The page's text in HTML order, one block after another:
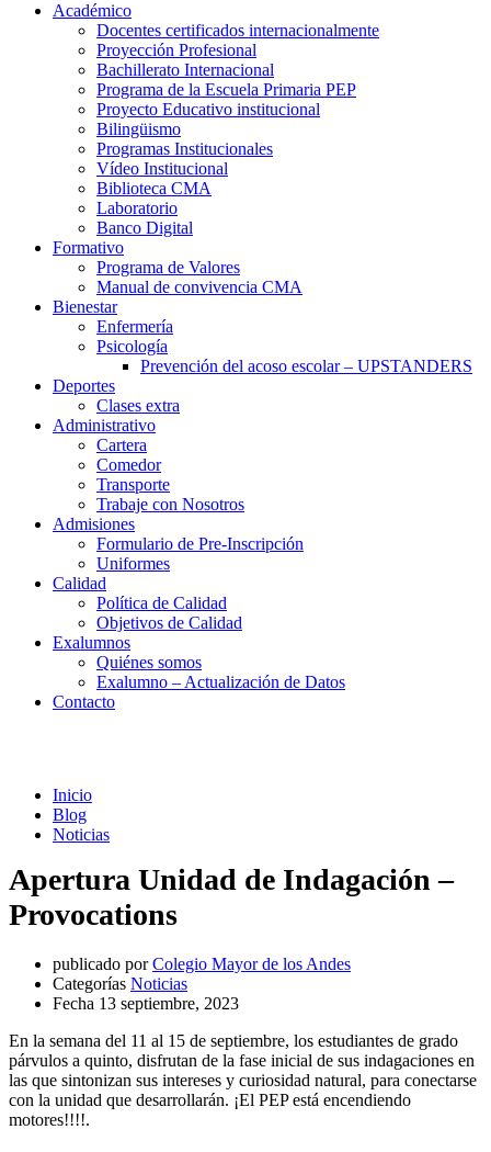
Académico
Docentes certificados internacionalmente
Proyección Profesional
Bachillerato Internacional
Programa de la Escuela Primaria PEP
Proyecto Educativo institucional
Bilingüismo
Programas Institucionales
Vídeo Institucional
Biblioteca CMA
Laboratorio
Banco Digital
Formativo
Programa de Valores
Manual de convivencia CMA
Bienestar
Enfermería
Psicología
Prevención del acoso escolar – UPSTANDERS
Deportes
Clases extra
Administrativo
Cartera
Comedor
Transporte
Trabaje con Nosotros
Admisiones
Formulario de Pre-Inscripción
Uniformes
Calidad
Política de Calidad
Objetivos de Calidad
Exalumnos
Quiénes somos
Exalumno – Actualización de Datos
Contacto
Inicio
Blog
Noticias
Apertura Unidad de Indagación –
Provocations
publicado por Colegio Mayor de los Andes
Categorías Noticias
Fecha 13 septiembre, 2023
En la semana del 11 al 15 de septiembre, los estudiantes de grado
párvulos a quinto, disfrutan de la fase inicial de sus indagaciones en
las que sintonizan sus intereses y curiosidad natural, para conectarse
con la unidad que desarrollarán. ¡El PEP está encendiendo
motores!!!!.